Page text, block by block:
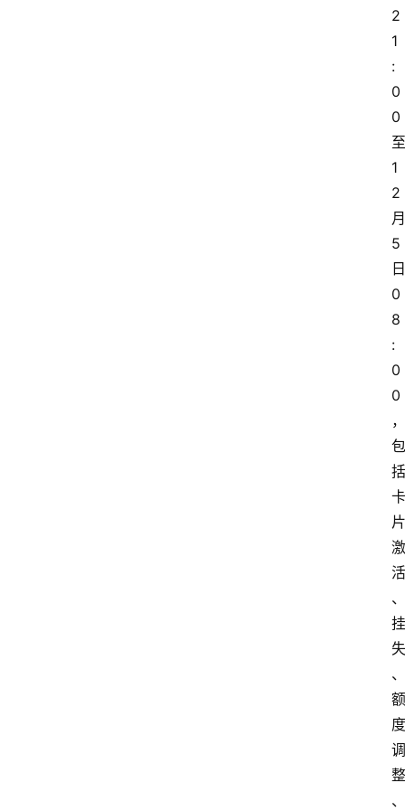
2
1
:
0
0
至
1
2
月
5
日
0
8
:
0
0
，
包
括
卡
片
激
活
、
挂
失
、
额
度
调
整
、